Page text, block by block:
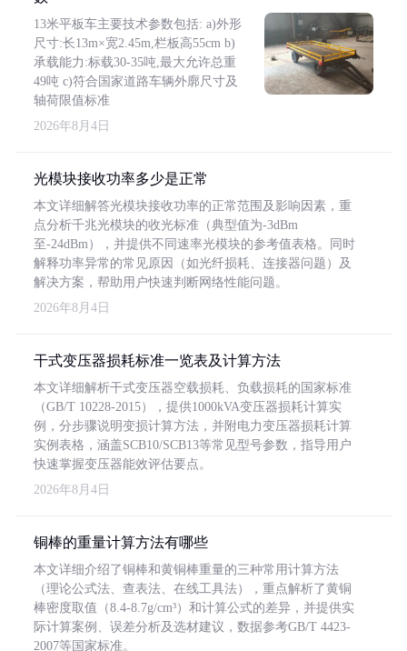
13米平板车主要技术参数包括: a)外形
尺寸:长13m×宽2.45m,栏板高55cm b)
承载能力:标载30-35吨,最大允许总重
49吨 c)符合国家道路车辆外廓尺寸及
轴荷限值标准
2026年8月4日
光模块接收功率多少是正常
本文详细解答光模块接收功率的正常范围及影响因素，重
点分析千兆光模块的收光标准（典型值为-3dBm
至-24dBm），并提供不同速率光模块的参考值表格。同时
解释功率异常的常见原因（如光纤损耗、连接器问题）及
解决方案，帮助用户快速判断网络性能问题。
2026年8月4日
干式变压器损耗标准一览表及计算方法
本文详细解析干式变压器空载损耗、负载损耗的国家标准
（GB/T 10228-2015），提供1000kVA变压器损耗计算实
例，分步骤说明变损计算方法，并附电力变压器损耗计算
实例表格，涵盖SCB10/SCB13等常见型号参数，指导用户
快速掌握变压器能效评估要点。
2026年8月4日
铜棒的重量计算方法有哪些
本文详细介绍了铜棒和黄铜棒重量的三种常用计算方法
（理论公式法、查表法、在线工具法），重点解析了黄铜
棒密度取值（8.4-8.7g/cm³）和计算公式的差异，并提供实
际计算案例、误差分析及选材建议，数据参考GB/T 4423-
2007等国家标准。